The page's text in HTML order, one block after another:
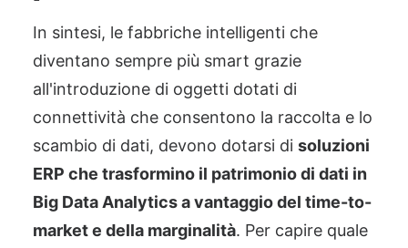
In sintesi, le fabbriche intelligenti che
diventano sempre più smart grazie
all'introduzione di oggetti dotati di
connettività che consentono la raccolta e lo
scambio di dati, devono dotarsi di soluzioni
ERP che trasformino il patrimonio di dati in
Big Data Analytics a vantaggio del time-to-
market e della marginalità. Per capire quale